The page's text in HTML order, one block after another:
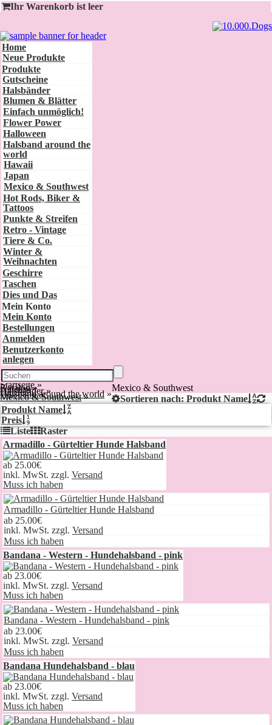
Ihr Warenkorb ist leer
Home
Neue Produkte
Produkte
Gutscheine
Halsbänder
Blumen & Blätter
Einfach unmöglich!
Flower Power
Halloween
Halsband around the
world
Hawaii
Japan
Mexico & Southwest
Hot Rods, Biker &
Tattoos
Punkte & Streifen
Retro - Vintage
Tiere & Co.
Winter &
Weihnachten
Geschirre
Taschen
Dies und Das
Mein Konto
Mein Konto
Bestellungen
Anmelden
Benutzerkonto
anlegen
Startseite »
Katalog »
Halsbänder »
Halsband around the world »
Mexico & Southwest »
Mexico & Southwest
Sortieren nach: Produkt Name
Produkt Name
Preis
Liste
Raster
Armadillo - Gürteltier Hunde Halsband
ab 25.00€
inkl. MwSt. zzgl. Versand
Muss ich haben
Armadillo - Gürteltier Hunde Halsband
ab 25.00€
inkl. MwSt. zzgl. Versand
Muss ich haben
Bandana - Western - Hundehalsband - pink
ab 23.00€
inkl. MwSt. zzgl. Versand
Muss ich haben
Bandana - Western - Hundehalsband - pink
ab 23.00€
inkl. MwSt. zzgl. Versand
Muss ich haben
Bandana Hundehalsband - blau
ab 23.00€
inkl. MwSt. zzgl. Versand
Muss ich haben